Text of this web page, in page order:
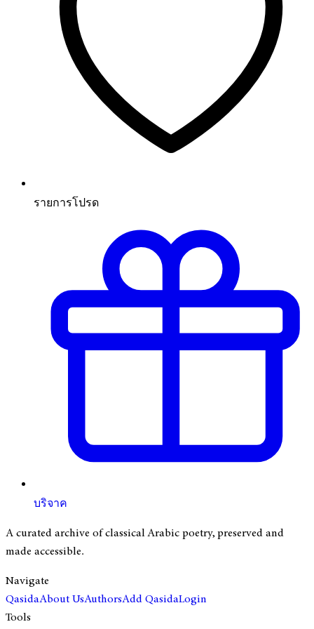
รายการโปรด
บริจาค
A curated archive of classical Arabic poetry, preserved and
made accessible.
Navigate
QasidaAbout UsAuthorsAdd QasidaLogin
Tools